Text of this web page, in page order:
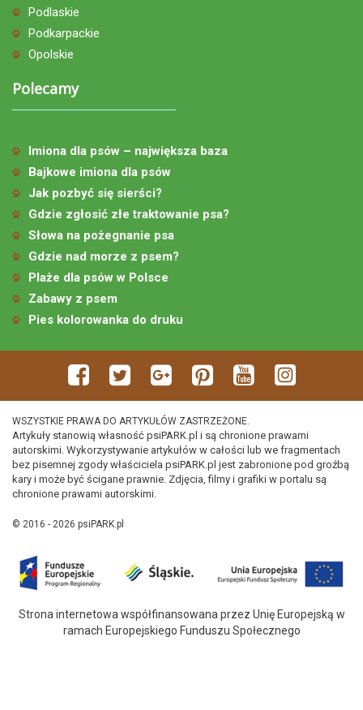
Podlaskie
Podkarpackie
Opolskie
Polecamy
Imiona dla psów – największa baza
Bajkowe imiona dla psów
Jak pozbyć się sierści?
Gdzie zgłosić złe traktowanie psa?
Słowa na pożegnanie psa
Gdzie nad morze z psem?
Plaże dla psów w Polsce
Zabawy z psem
Pies kolorowanka do druku
WSZYSTKIE PRAWA DO ARTYKUŁÓW ZASTRZEŻONE.
Artykuły stanowią własność psiPARK.pl i są chronione prawami
autorskimi. Wykorzystywanie artykułów w całości lub we fragmentach
bez pisemnej zgody właściciela psiPARK.pl jest zabronione pod groźbą
kary i może być ścigane prawnie. Zdjęcia, filmy i grafiki w portalu są
chronione prawami autorskimi.
© 2016 - 2026 psiPARK.pl
Strona internetowa współfinansowana przez Unię Europejską w
ramach Europejskiego Funduszu Społecznego